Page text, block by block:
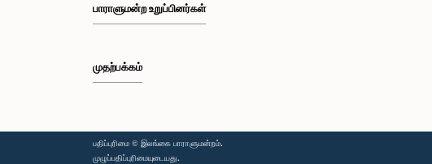
பாராளுமன்ற உறுப்பினர்கள்
முதற்பக்கம்
பதிப்புரிமை © இலங்கை பாராளுமன்றம்.
முழுப்பதிப்புரிமையுடையது.